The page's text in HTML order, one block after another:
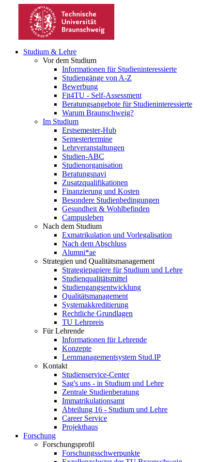
Studium & Lehre
Vor dem Studium
Informationen für Studieninteressierte
Studiengänge von A-Z
Bewerbung
Fit4TU - Self-Assessment
Beratungsangebote für Studieninteressierte
Warum Braunschweig?
Im Studium
Erstsemester-Hub
Semestertermine
Lehrveranstaltungen
Studien-ABC
Studienorganisation
Beratungsnavi
Zusatzqualifikationen
Finanzierung und Kosten
Besondere Studienbedingungen
Gesundheit & Wohlbefinden
Campusleben
Nach dem Studium
Exmatrikulation und Vorlegalisation
Nach dem Abschluss
Alumni*ae
Strategien und Qualitätsmanagement
Strategiepapiere für Studium und Lehre
Studienqualitätsmittel
Studiengangsentwicklung
Qualitätsmanagement
Systemakkreditierung
Rechtliche Grundlagen
TU Lehrpreis
Für Lehrende
Informationen für Lehrende
Konzepte
Lernmanagementsystem Stud.IP
Kontakt
Studienservice-Center
Sag's uns - in Studium und Lehre
Zentrale Studienberatung
Immatrikulationsamt
Abteilung 16 - Studium und Lehre
Career Service
Projekthaus
Forschung
Forschungsprofil
Forschungsschwerpunkte